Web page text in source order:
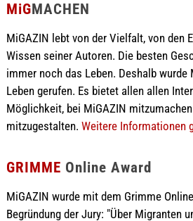
MiGMACHEN
MiGAZIN lebt von der Vielfalt, von den
Wissen seiner Autoren. Die besten
immer noch das Leben. Deshalb wurde
Leben gerufen. Es bietet allen allen
Möglichkeit, bei MiGAZIN
mitzugestalten. Weitere Informationen
GRIMME Online Award
MiGAZIN wurde mit dem Grimme
Begründung der Jury: "Über Migranten